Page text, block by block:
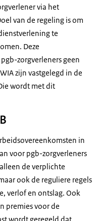
via het
van de regeling is om
te
Deze
zorgverleners geen
zijn vastgelegd in de
wordt met dit
in
voor pgb-zorgverleners
de verplichte
ook de reguliere regels
verlof en ontslag. Ook
premies voor de